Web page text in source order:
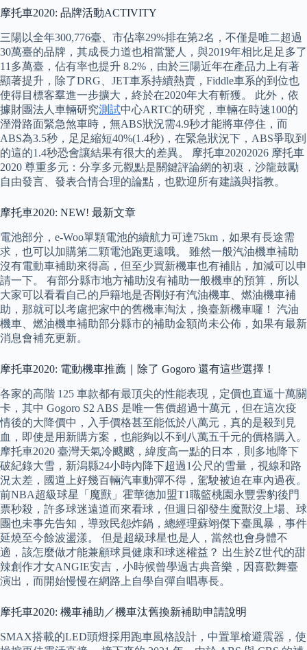
摩托車2020: 品牌活動ACTIVITY
三陽以全年300,776臺、市佔率29%排在第2名，不僅是唯二超過
30萬臺的品牌，其成長力道也相當驚人，與2019年相比足足多了
11多萬臺，佔有率也提升 8.2%，由於三陽近年在產品力上有著
顯著提升，除了DRG、JET車系持續熱賣，Fiddle車系的到位也
使得目標客羣進一步擴大，終於在2020年大有斬獲。 此外，依
據財團法人車輛研究測試中心ARTC的研究，車輛在時速100的
溼滑路面緊急煞車時，無ABS狀況需4.9秒才能將車停住，而
ABS為3.5秒，足足縮短40%(1.4秒)，在緊急狀況下，ABS爭取到
的這的1.4秒恐會讓結果有很大的差異。 摩托車20202026 摩托車
2020 尊重多元：分享多元觀點是關鍵評論網的初衷，沙龍鼓勵
自由發言、發表合情合理的論點，也歡迎所有建議與指教。
摩托車2020: NEW! 最新文章
電池部分，e-Woo單顆電池的續航力可達75km，如果有長途需
求，也可以加購第二顆電池跑更遠哦。 雖然一般汽油機車補助
沒有電動車補助來得高，但至少買新機車也有補貼，加減可以申
請一下。 有部分縣市地方補助沒有補助一般機車的預算，所以
大家可以看看自己的戶籍地是否剛好有汽油機車、燃油機車補
助，那就可以考慮把家中的舊機車淘汰，換臺新機車囉！ 汽油
機車、燃油機車補助部分縣市的補助金額尚未公佈，如果有最新
消息會補充更新。
摩托車2020: 電動機車推薦｜除了 Gogoro 還有這些選擇！
各家的高階 125 車款都有最頂尖的性能表現，定價也直逼十萬關
卡，其中 Gogoro S2 ABS 是唯一售價超過十萬元，但在這次疫
情後的大降價中，入手價格甚至能低於八萬元，真的是殺到見
血，即使是用新購方案，也能夠以不到八萬五千元的價格購入。
摩托車2020 臺灣天氣冷颼颼，緯度高一點的日本，則多地降下
破紀錄大雪，新潟縣24小時內降下超過1公尺的雪量，視線和路
況太差，國道上好幾百輛汽車動彈不得，駕駛被迫在車內過夜。
前NBA超級球星「魔獸」霍華德加盟T1職籃桃園永豐雲豹後門
票秒殺，許多球迷遠道而來看球，但週日卻發生魔獸沒上場、球
團也未事先告知，導致民怨炸鍋，總經理蘇翊傑下臺風暴，事件
延燒至今餘波盪漾。 但是超級球星也是人，當然也會身體不
適，該怎麼做才能兼顧球員健康和球迷權益？ 出生於Z世代的甜
辣創作才女ANGIE安吉，小時候曾學過古典音樂，因喜歡舞臺
演出，而開始慢慢在網路上自學自彈自唱專長。
摩托車2020: 機車補助／機車汰舊換新補助申請說明
SMAX搭載的LED頭燈採用跑車風格設計，中置單槍避震器，使